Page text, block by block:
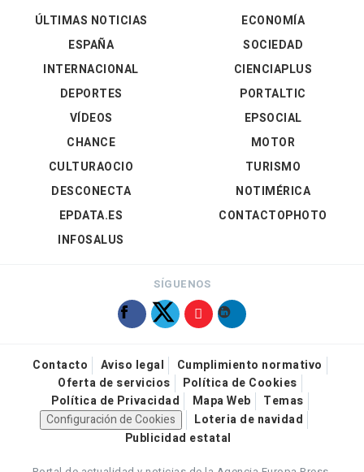
ÚLTIMAS NOTICIAS
ESPAÑA
INTERNACIONAL
DEPORTES
VÍDEOS
ECONOMÍA
SOCIEDAD
CIENCIAPLUS
PORTALTIC
EPSOCIAL
CHANCE
CULTURAOCIO
DESCONECTA
EPDATA.ES
INFOSALUS
MOTOR
TURISMO
NOTIMÉRICA
CONTACTOPHOTO
SÍGUENOS
Contacto Aviso legal
Cumplimiento normativo
Oferta de servicios
Política de Cookies
Política de Privacidad
Mapa Web
Temas
Configuración de Cookies
Loteria de navidad
Publicidad estatal